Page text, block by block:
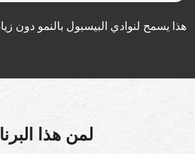
هذا يسمح لنوادي البيسبول بالنمو دون
لمن هذا